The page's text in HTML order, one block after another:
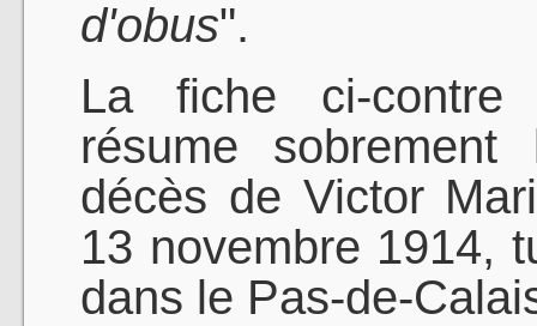
d'obus".
La fiche ci-contre
résume
décès de Victor
13 novembre 1914,
dans le Pas-de-